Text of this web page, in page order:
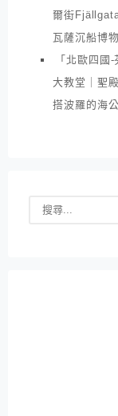
爾街
瓦薩沉船博
「北歐四
大教堂｜聖
搭波羅的海